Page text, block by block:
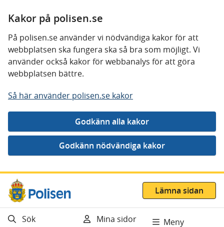
Kakor på polisen.se
På polisen.se använder vi nödvändiga kakor för att
webbplatsen ska fungera ska så bra som möjligt. Vi
använder också kakor för webbanalys för att göra
webbplatsen bättre.
Så här använder polisen.se kakor
Gå direkt till innehåll
Lämna sidan
Sök Mina sidor Meny